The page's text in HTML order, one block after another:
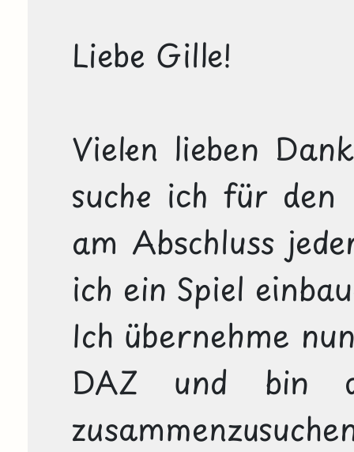
Liebe Gille!
Vielen lieben
suche ich für den
am Abschluss
ich ein Spiel
Ich übernehme
DAZ und bin